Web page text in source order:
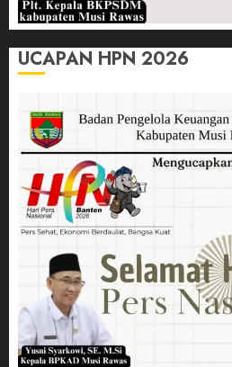
UCAPAN HPN 2026